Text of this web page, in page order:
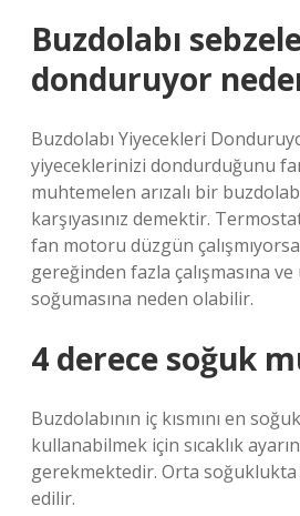
Buzdolabı
donduruyor
Buzdolabı Yiyecekleri
yiyeceklerinizi dondurduğunu
muhtemelen arızalı bir
karşıyasınız demektir.
fan motoru düzgün
gereğinden fazla çalışmasına
soğumasına neden olabilir.
4 derece soğuk
Buzdolabının iç kısmını en
kullanabilmek için sıcaklık
gerekmektedir. Orta soğuklukta
edilir.